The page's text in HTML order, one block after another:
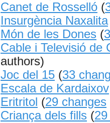
Canet de Rosselló (
Insurgència Naxalita
Món de les Dones (
Cable i Televisió de
authors)
Joc del 15 (33
Escala de Kardaixov
Eritritol (29 changes
Criança dels fills (